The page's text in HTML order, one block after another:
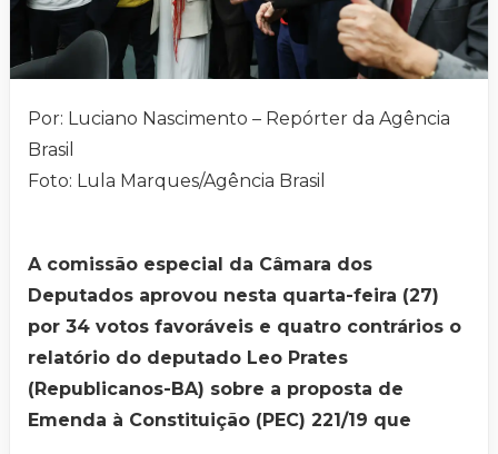
Por: Luciano Nascimento – Repórter da Agência
Brasil
Foto: Lula Marques/Agência Brasil
A comissão especial da Câmara dos
Deputados aprovou nesta quarta-feira (27)
por 34 votos favoráveis e quatro contrários o
relatório do deputado Leo Prates
(Republicanos-BA) sobre a proposta de
Emenda à Constituição (PEC) 221/19 que